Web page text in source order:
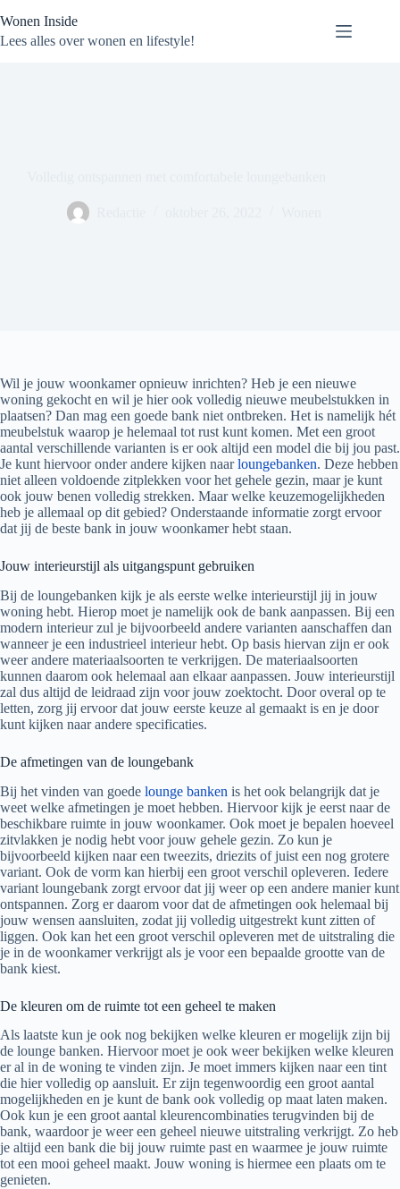
naar
de
Wonen Inside
Lees alles over wonen en lifestyle!
Wil je jouw woonkamer opnieuw inrichten? Heb je een nieuwe
woning gekocht en wil je hier ook volledig nieuwe meubelstukken in
plaatsen? Dan mag een goede bank niet ontbreken. Het is namelijk hét
meubelstuk waarop je helemaal tot rust kunt komen. Met een groot
aantal verschillende varianten is er ook altijd een model die bij jou past.
Je kunt hiervoor onder andere kijken naarloungebanken. Deze hebben
niet alleen voldoende zitplekken voor het gehele gezin, maar je kunt
ook jouw benen volledig strekken. Maar welke keuzemogelijkheden
heb je allemaal op dit gebied? Onderstaande informatie zorgt ervoor
dat jij de beste bank in jouw woonkamer hebt staan.
Jouw interieurstijl als uitgangspunt gebruiken
Bij de loungebanken kijk je als eerste welke interieurstijl jij in jouw
woning hebt. Hierop moet je namelijk ook de bank aanpassen. Bij een
modern interieur zul je bijvoorbeeld andere varianten aanschaffen dan
wanneer je een industrieel interieur hebt. Op basis hiervan zijn er ook
weer andere materiaalsoorten te verkrijgen. De materiaalsoorten
kunnen daarom ook helemaal aan elkaar aanpassen. Jouw interieurstijl
zal dus altijd de leidraad zijn voor jouw zoektocht. Door overal op te
letten, zorg jij ervoor dat jouw eerste keuze al gemaakt is en je door
kunt kijken naar andere specificaties.
De afmetingen van de loungebank
Bij het vinden van goede lounge banken is het ook belangrijk dat je
weet welke afmetingen je moet hebben. Hiervoor kijk je eerst naar de
beschikbare ruimte in jouw woonkamer. Ook moet je bepalen hoeveel
zitvlakken je nodig hebt voor jouw gehele gezin. Zo kun je
bijvoorbeeld kijken naar een tweezits, driezits of juist een nog grotere
variant. Ook de vorm kan hierbij een groot verschil opleveren. Iedere
variant loungebank zorgt ervoor dat jij weer op een andere manier kunt
ontspannen. Zorg er daarom voor dat de afmetingen ook helemaal bij
jouw wensen aansluiten, zodat jij volledig uitgestrekt kunt zitten of
liggen. Ook kan het een groot verschil opleveren met de uitstraling die
je in de woonkamer verkrijgt als je voor een bepaalde grootte van de
bank kiest.
De kleuren om de ruimte tot een geheel te maken
Als laatste kun je ook nog bekijken welke kleuren er mogelijk zijn bij
de lounge banken. Hiervoor moet je ook weer bekijken welke kleuren
er al in de woning te vinden zijn. Je moet immers kijken naar een tint
die hier volledig op aansluit. Er zijn tegenwoordig een groot aantal
mogelijkheden en je kunt de bank ook volledig op maat laten maken.
Ook kun je een groot aantal kleurencombinaties terugvinden bij de
bank, waardoor je weer een geheel nieuwe uitstraling verkrijgt. Zo heb
je altijd een bank die bij jouw ruimte past en waarmee je jouw ruimte
tot een mooi geheel maakt. Jouw woning is hiermee een plaats om te
genieten.